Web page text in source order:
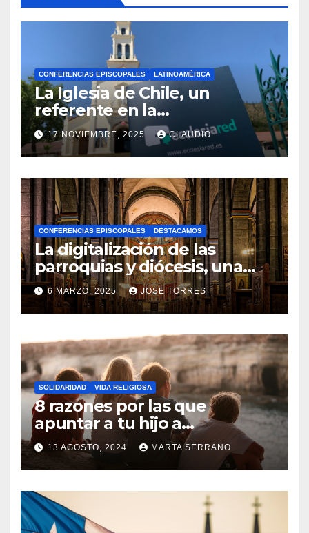
CONFERENCIAS EPISCOPALES LATINOAMÉRICA
La Iglesia de Chile, un
referente en la
transformación digital
gracias a Ecclesiared
17 NOVIEMBRE, 2025 CLAUDIO
N
O
H
A
Y
C
O
M
N
T
A
R
I
O
S
CONFERENCIAS EPISCOPALES DESTACAMOS
La digitalización de las
parroquias y diócesis, una
realidad ya para el futuro de
la Iglesia
6 MARZO, 2025 JOSE TORRES
N
O
H
A
Y
SOLIDARIDAD VIDA RELIGIOSA
8 razones por las que
apuntar a tu hijo a
Catequesis
13 AGOSTO, 2024 MARTA SERRANO
N
O